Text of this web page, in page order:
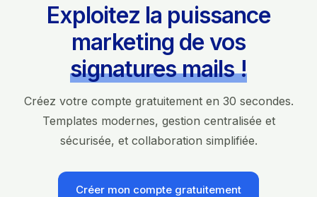
ContactExploitez la puissance
marketing de vos
signatures mails !
Créez votre compte gratuitement en 30 secondes.
Templates modernes, gestion centralisée et
sécurisée, et collaboration simplifiée.
Créer mon compte gratuitement